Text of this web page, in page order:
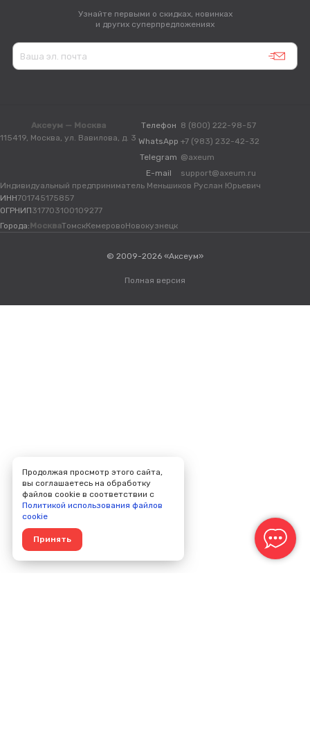
Узнайте первыми о скидках, новинках
и других суперпредложениях
Аксеум — Москва
115419, Москва, ул. Вавилова, д. 3
Телефон 8 (800) 222-98-57
WhatsApp +7 (983) 232-42-32
Telegram @axeum
E-mail
support@axeum.ru
Индивидуальный предприниматель Меньшиков Руслан Юрьевич
ИНН701745175857
ОГРНИП317703100109277
Города: МоскваТомскКемеровоНовокузнецк
© 2009-2026 «Аксеум»
Полная версия
Продолжая просмотр этого сайта,
вы соглашаетесь на обработку
файлов cookie в соответствии с
Политикой использования файлов
cookie
Принять